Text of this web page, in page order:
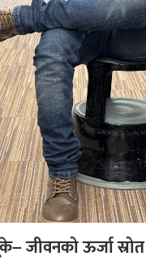
जीवनको ऊर्जा स्रोत